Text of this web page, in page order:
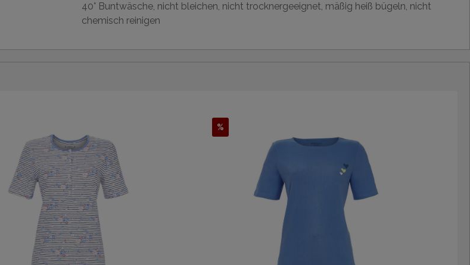
40° Buntwäsche, nicht bleichen, nicht trocknergeeignet, mäßig heiß bügeln, nicht
chemisch reinigen
%